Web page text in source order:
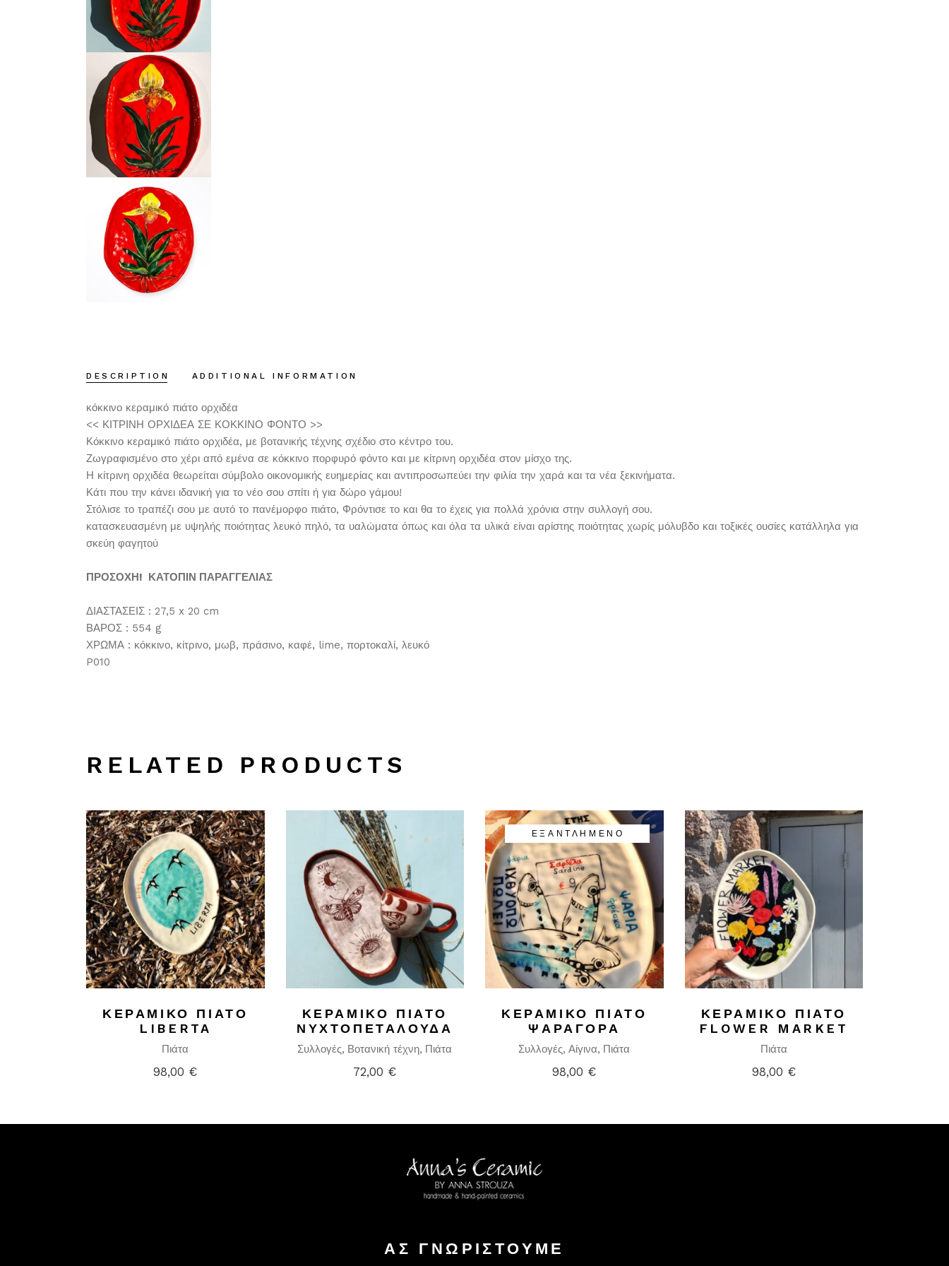
DESCRIPTION ADDITIONAL INFORMATION
κόκκινο κεραμικό πιάτο ορχιδέα
<< ΚΙΤΡΙΝΗ ΟΡΧΙΔΕΑ ΣΕ ΚΟΚΚΙΝΟ ΦΟΝΤΟ >>
Κόκκινο κεραμικό πιάτο ορχιδέα, με βοτανικής τέχνης σχέδιο στο κέντρο του.
Ζωγραφισμένο στο χέρι από εμένα σε κόκκινο πορφυρό φόντο και με κίτρινη ορχιδέα στον μίσχο της.
Η κίτρινη ορχιδέα θεωρείται σύμβολο οικονομικής ευημερίας και αντιπροσωπεύει την φιλία την χαρά και τα νέα ξεκινήματα.
Κάτι που την κάνει ιδανική για το νέο σου σπίτι ή για δώρο γάμου!
Στόλισε το τραπέζι σου με αυτό το πανέμορφο πιάτο, Φρόντισε το και θα το έχεις για πολλά χρόνια στην συλλογή σου.
κατασκευασμένη με υψηλής ποιότητας λευκό πηλό, τα υαλώματα όπως και όλα τα υλικά είναι αρίστης ποιότητας χωρίς μόλυβδο και τοξικές ουσίες κατάλληλα για
σκεύη φαγητού
ΠΡΟΣΟΧΗ! ΚΑΤΟΠΙΝ ΠΑΡΑΓΓΕΛΙΑΣ
ΔΙΑΣΤΑΣΕΙΣ : 27,5 x 20 cm
ΒΑΡΟΣ : 554 g
ΧΡΩΜΑ : κόκκινο, κίτρινο, μωβ, πράσινο, καφέ, lime, πορτοκαλί, λευκό
P010
RELATED PRODUCTS
ΚΕΡΑΜΙΚΌ ΠΙΆΤΟ
LIBERTA
Πιάτα
98,00 €
ΚΕΡΑΜΙΚΌ ΠΙΆΤΟ
ΝΥΧΤΟΠΕΤΑΛΟΎΔΑ
Συλλογές Βοτανική τέχνη Πιάτα
72,00 €
ΕΞΑΝΤΛΗΜΈΝΟ
ΚΕΡΑΜΙΚΌ ΠΙΆΤΟ
ΨΑΡΑΓΟΡΆ
Συλλογές Αίγινα Πιάτα
98,00 €
ΚΕΡΑΜΙΚΌ ΠΙΆΤΟ
FLOWER MARKET
Πιάτα
98,00 €
ΑΣ ΓΝΩΡΙΣΤΟΥΜΕ